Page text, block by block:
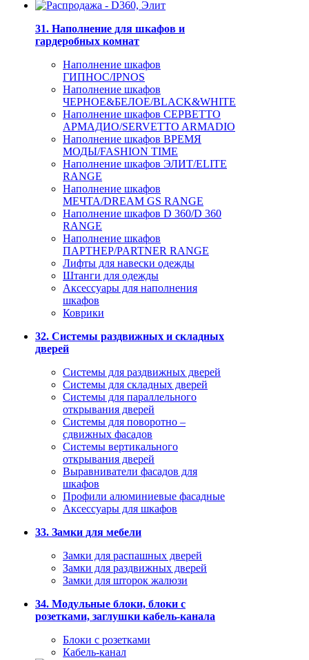
31. Наполнение для шкафов и
гардеробных комнат
Наполнение шкафов
ГИПНОС/IPNOS
Наполнение шкафов
ЧЕРНОЕ&БЕЛОЕ/BLACK&WHITE
Наполнение шкафов СЕРВЕТТО
АРМАДИО/SERVETTO ARMADIO
Наполнение шкафов ВРЕМЯ
МОДЫ/FASHION TIME
Наполнение шкафов ЭЛИТ/ELITE
RANGE
Наполнение шкафов
МЕЧТА/DREAM GS RANGE
Наполнение шкафов D 360/D 360
RANGE
Наполнение шкафов
ПАРТНЕР/PARTNER RANGE
Лифты для навески одежды
Штанги для одежды
Аксессуары для наполнения
шкафов
Коврики
32. Системы раздвижных и складных
дверей
Системы для раздвижных дверей
Системы для складных дверей
Системы для параллельного
открывания дверей
Системы для поворотно –
сдвижных фасадов
Системы вертикального
открывания дверей
Выравниватели фасадов для
шкафов
Профили алюминиевые фасадные
Аксессуары для шкафов
33. Замки для мебели
Замки для распашных дверей
Замки для раздвижных дверей
Замки для шторок жалюзи
34. Модульные блоки, блоки с
розетками, заглушки кабель-канала
Блоки с розетками
Кабель-канал